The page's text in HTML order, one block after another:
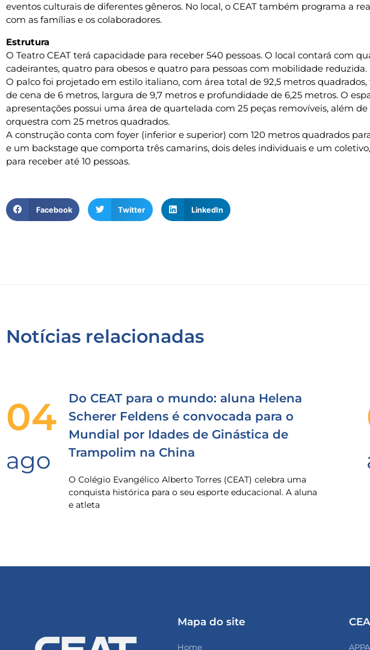
eventos culturais de diferentes gêneros. No local, o CEAT também programa a
com as famílias e os colaboradores.
Estrutura
O Teatro CEAT terá capacidade para receber 540 pessoas. O local contará com
cadeirantes, quatro para obesos e quatro para pessoas com mobilidade reduzida.
O palco foi projetado em estilo italiano, com área total de 92,5 metros
de cena de 6 metros, largura de 9,7 metros e profundidade de 6,25 metros. O
apresentações possui uma área de quartelada com 25 peças removíveis, além
orquestra com 25 metros quadrados.
A construção conta com foyer (inferior e superior) com 120 metros quadrados
e um backstage que comporta três camarins, dois deles individuais e um
para receber até 10 pessoas.
Facebook Twitter LinkedIn
Notícias relacionadas
04
ago
Do CEAT para o mundo: aluna Helena
Scherer Feldens é convocada para o
Mundial por Idades de Ginástica de
Trampolim na China
O Colégio Evangélico Alberto Torres (CEAT) celebra uma
conquista histórica para o seu esporte educacional. A aluna
e atleta
Mapa do site
Home